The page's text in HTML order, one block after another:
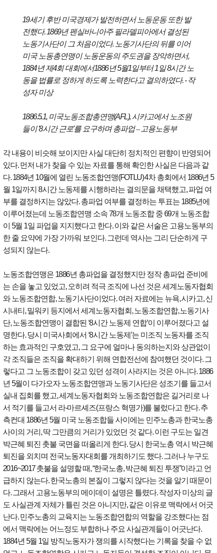
19세기 후반 미국경제가 발전하면서 노동운동 또한 발
전했다. 1869년 펜실바니아주 필라델피아에서 결성된
노동기사단이 그 처음이었다. 노동기사단의 뒤를 이어
미국 노동총연맹이 노동운동의 주도권을 장악하면서,
1884년 제4회 대회에서1886년5월1일부터1일8시간 노
동을 법률로 정하게 하도록 노력한다고 결의하였다. -작
성자 미상
1886.5.1, 미국노동조합총연맹(AFL),시카고에서 노조원
들이'8시간 근로'를 요구하며 총파업– 고용노동부
각 내용이 비슷해 보이지만 사실 대단히 정치적인 편향이 반영되어
있다. 먼저 내가 찾을 수 있는 자료를 통해 확인한 사실은 다음과 같
다. 1884년 10월에 열린 노동조합연맹(FOTLU) 4차 총회에서 1886년5
월 1일까지8시간 노동제를 시행하라는 결의문을 채택했고,파업 여
부를 결정하지는 않았다.총파업 여부를 결정하는 투표는 1885년에
이루어졌는데 노동조합연맹 소속78개 노동조합 중69개 노동조합
이 5월 1일 파업을 지지했다고 한다.이와 같은 서술은 고용노동부의
한 줄 요약에 가장 가까워 보인다. 그런데 역사는 그리 단순하게 구
성되지 않는다.
노동조합연맹은 1886년 총파업을 결정했지만 정작 총파업 준비에
는 손을 놓고 있었고, 오히려 적극 조직에 나선 것은 세계노동자협회
와 노동조합연합, 노동기사단이었다.여러 자료에는 뉴욕,시카고,신
시내티 ,밀워키 등지에서 세계노동자협회 , 노동조합연합, 노동기사
단, 노동조합연맹이 결합된 ‘8시간 노동제 연합’이 이루어졌다고 설
명한다.당시 미국사회에서 ‘8시간 노동제 ’는 미조직 노동자를 조직
하는 효과적인 구호였고, 그 요구에 얼마나 동의하는지와 상관없이
각 조직들은 조직을 확대하기 위해 연합전선에 참여했던 것이다. 그
렇다고 그 노동조합이 갖고 있던 성격이 사라지는 것은 아니다. 1886
년 5월이 다가오자 노동조합연맹과 노동기사단은 성조기를 들고서
실내 집회를 했고,세계노동자협회와 노동조합연합은 길거리로 나
서 적기를 들고서 라-마르셰즈(프랑스 혁명가)를 불렀다고 한다.추
측컨대 1886년 5월 미국 노동조합들 사이에는 민주노총과 한국노총
사이의 거리 ,딱 그만큼의 거리가 있었던 것 같다.이런 구도는 일견
박근혜 퇴진 촛불 국면을 떠올리게 한다.당시 한국노총 역시 박근혜
퇴진을 외치며 전국노동자대회를 개최하기도 했다. 그러나 누구도
2016~2017촛불을 설명할 때, “한국노총,박근혜 퇴진 투쟁”이라고 언
급하지 않는다.한국노총의 본질이 그렇지 않다는 것을 알기 때문이
다. 그래서 고용노동부의 메이데이 설명은 틀렸다.작성자 미상의 글
도 사실관계 자체가 틀린 것은 아니지만,같은 이유로 맥락에서 어긋
난다.민주노총의 교육지는 노동조합연합의 역할을 강조했다는 점
에서 맥락에는 어느정도 부합하나 주요 사실관계들이 어긋난다.
1884년 5월 1일 방직노동자가 쟁의를 시작했다는 기록을 찾을 수 없